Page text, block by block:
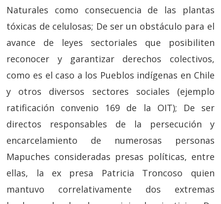
Naturales como consecuencia de las plantas
tóxicas de celulosas; De ser un obstáculo para el
avance de leyes sectoriales que posibiliten
reconocer y garantizar derechos colectivos,
como es el caso a los Pueblos indígenas en Chile
y otros diversos sectores sociales (ejemplo
ratificación convenio 169 de la OIT); De ser
directos responsables de la persecución y
encarcelamiento de numerosas personas
Mapuches consideradas presas políticas, entre
ellas, la ex presa Patricia Troncoso quien
mantuvo correlativamente dos extremas